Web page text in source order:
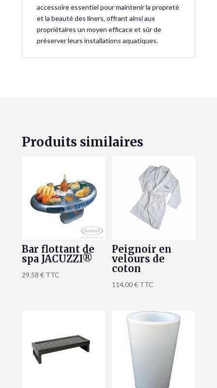
accessoire essentiel pour maintenir la propreté
et la beauté des liners, offrant ainsi aux
propriétaires un moyen efficace et sûr de
préserver leurs installations aquatiques.
Produits similaires
Bar flottant de
spa JACUZZI®
29,58 € TTC
Peignoir en
velours de
coton
114,00€ TTC